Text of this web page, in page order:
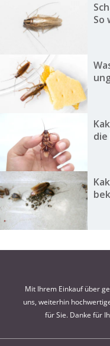
So
Mit Ihrem Einkauf über
uns, weiterhin
für Sie. Danke für